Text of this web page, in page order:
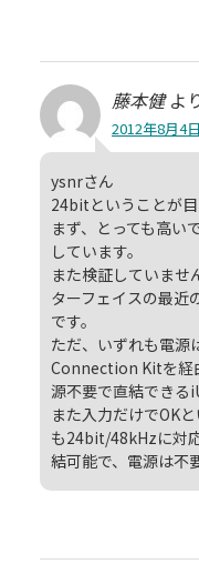
藤本健 よ
2012年8月4
ysnrさん
24bitということが目
まず、とっても高い
しています。
また検証していま
ターフェイスの最近
です。
ただ、いずれも電源
Connection Kitを経
源不要で直結できる
また入力だけでOK
も24bit/48kHzに対
結可能で、電源は不